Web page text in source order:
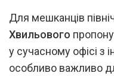
Для мешканців
Хвильового
у сучасному офісі
особливо важливо